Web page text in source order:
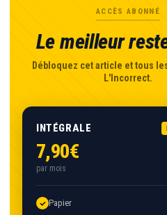
ACCÈS ABONNÉ
Le meilleur
Débloquez cet article et tous
L'Incorrect.
INTÉGRALE
7,90€
par mois
Papier